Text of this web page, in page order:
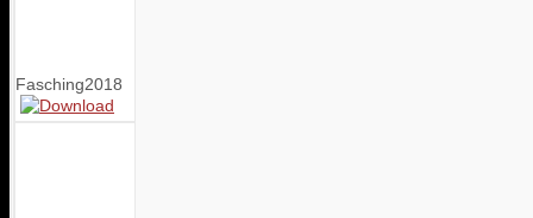
Fasching2018